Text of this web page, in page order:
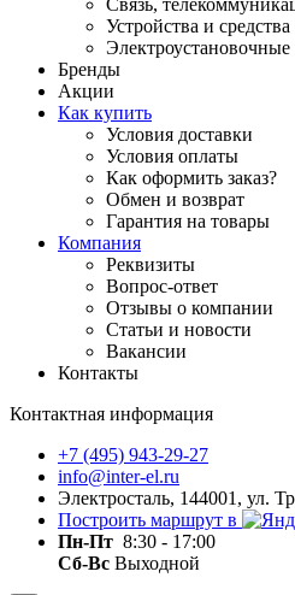
Устройства и
Электроустановочные
Бренды
Акции
Как купить
Условия доставки
Условия оплаты
Как оформить заказ?
Обмен и возврат
Гарантия на товары
Компания
Реквизиты
Вопрос-ответ
Отзывы о компании
Статьи и новости
Вакансии
Контакты
Контактная информация
+7 (495) 943-29-27
info@inter-el.ru
Электросталь, 144001, ул.
Построить маршрут в
Пн-Пт 8:30 - 17:00
Сб-Вс Выходной